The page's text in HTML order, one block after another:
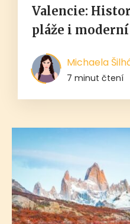
Valencie:
pláže i
Michaela
7 minut čtení